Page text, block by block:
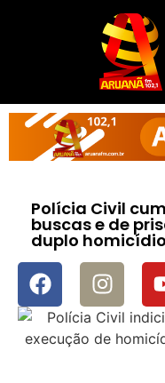
Polícia Civil
buscas e de
duplo